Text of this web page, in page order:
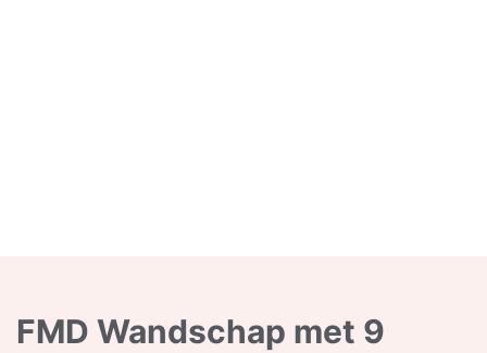
FMD Wandschap met 9